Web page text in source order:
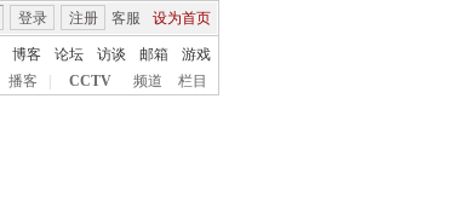
客服 设为首页
登录 注册
博客 论坛 访谈 邮箱
游戏
播客 CCTV 频道 栏目